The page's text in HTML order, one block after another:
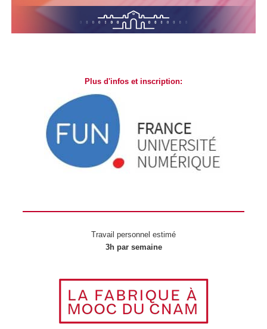
Plus d'infos et inscription:
Travail personnel estimé
3h par semaine